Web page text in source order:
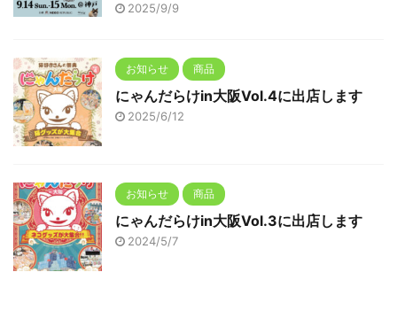
2025/9/9
お知らせ 商品
にゃんだらけin大阪Vol.4に出店します
2025/6/12
お知らせ 商品
にゃんだらけin大阪Vol.3に出店します
2024/5/7